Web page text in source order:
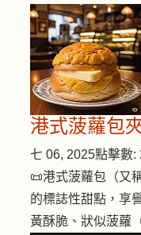
港式菠蘿包
七 06, 2025點擊數:
📜港式菠蘿包（又
的標誌性甜點，享
黃酥脆、狀似菠蘿